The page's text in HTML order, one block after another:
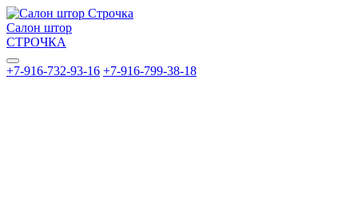
Салон штор
СТРОЧКА
+7-916-732-93-16 +7-916-799-38-18